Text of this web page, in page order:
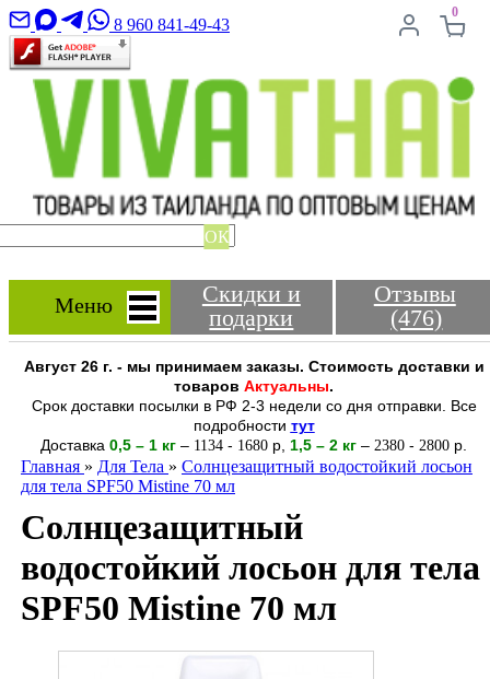
8 960 841-49-43
0
ОК
Меню
Скидки и
подарки
Отзывы
(476)
Август 26 г. - мы принимаем заказы. Стоимость доставки и
товаров Актуальны.
Срок доставки посылки в РФ 2-3 недели со дня отправки. Все
подробности тут
Доставка 0,5 – 1 кг – 1134 - 1680 р 1,5 – 2 кг – 2380 - 2800 р.
Главная » Для Тела » Солнцезащитный водостойкий лосьон
для тела SPF50 Mistine 70 мл
Солнцезащитный
водостойкий лосьон для тела
SPF50 Mistine 70 мл